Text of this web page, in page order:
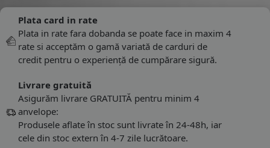
Plata card in rate
Plata in rate fara dobanda se poate face in maxim 4
rate si acceptăm o gamă variată de carduri de
credit pentru o experiență de cumpărare sigură.
Livrare gratuită
Asigurăm livrare GRATUITĂ pentru minim 4
anvelope:
Produsele aflate în stoc sunt livrate în 24-48h, iar
cele din stoc extern în 4-7 zile lucrătoare.